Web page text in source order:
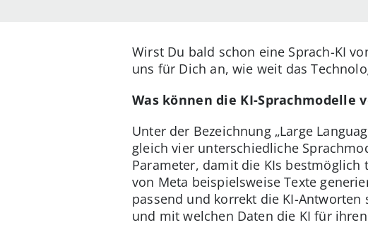
Wirst Du bald schon eine Sprach-KI
uns für Dich an, wie weit das
Was können die KI-Sprachmodelle
Unter der Bezeichnung „Large
gleich vier unterschiedliche
Parameter, damit die KIs
von Meta beispielsweise Texte
passend und korrekt die KI-
und mit welchen Daten die KI für